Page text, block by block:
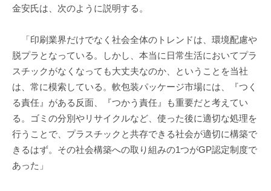
金安氏は、次のように説明する。
「印刷業界だけでなく社会全体のトレンドは、環境配慮や
脱プラとなっている。しかし、本当に日常生活においてプラ
スチックがなくなっても大丈夫なのか、ということを当社
は、常に模索している。軟包装パッケージ市場には、『つく
る責任』がある反面、『つかう責任』も重要だと考えてい
る。ゴミの分別やリサイクルなど、使った後に適切な処理を
行うことで、プラスチックと共存できる社会が適切に構築で
きるはず。その社会構築への取り組みの1つがGP認定制度で
あった」